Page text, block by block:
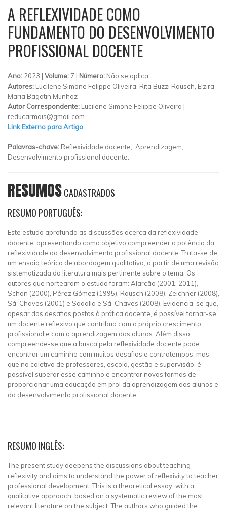
A REFLEXIVIDADE COMO
FUNDAMENTO DO DESENVOLVIMENTO
PROFISSIONAL DOCENTE
Ano: 2023 | Volume: 7 | Número: Não se aplica
Autores: Lucilene Simone Felippe Oliveira, Rita Buzzi Rausch, Elzira
Maria Bagatin Munhoz
Autor Correspondente: Lucilene Simone Felippe Oliveira |
reducarmais@gmail.com
Link Externo para Artigo
Palavras-chave: Reflexividade docente;, Aprendizagem;,
Desenvolvimento profissional docente.
RESUMOSCADASTRADOS
RESUMO PORTUGUÊS:
Este estudo aprofunda as discussões acerca da reflexividade
docente, apresentando como objetivo compreender a potência da
reflexividade ao desenvolvimento profissional docente. Trata-se de
um ensaio teórico de abordagem qualitativa, a partir de uma revisão
sistematizada da literatura mais pertinente sobre o tema. Os
autores que nortearam o estudo foram: Alarcão (2001; 2011),
Schön (2000), Pérez Gómez (1995), Rausch (2008), Zeichner (2008),
Sá-Chaves (2001) e Sadalla e Sá-Chaves (2008). Evidencia-se que,
apesar dos desafios postos à prática docente, é possível tornar-se
um docente reflexivo que contribua com o próprio crescimento
profissional e com a aprendizagem dos alunos. Além disso,
compreende-se que a busca pela reflexividade docente pode
encontrar um caminho com muitos desafios e contratempos, mas
que no coletivo de professores, escola, gestão e supervisão, é
possível superar esse caminho e encontrar novas formas de
proporcionar uma educação em prol da aprendizagem dos alunos e
do desenvolvimento profissional docente.
RESUMO INGLÊS:
The present study deepens the discussions about teaching
reflexivity and aims to understand the power of reflexivity to teacher
professional development. This is a theoretical essay, with a
qualitative approach, based on a systematic review of the most
relevant literature on the subject. The authors who guided the